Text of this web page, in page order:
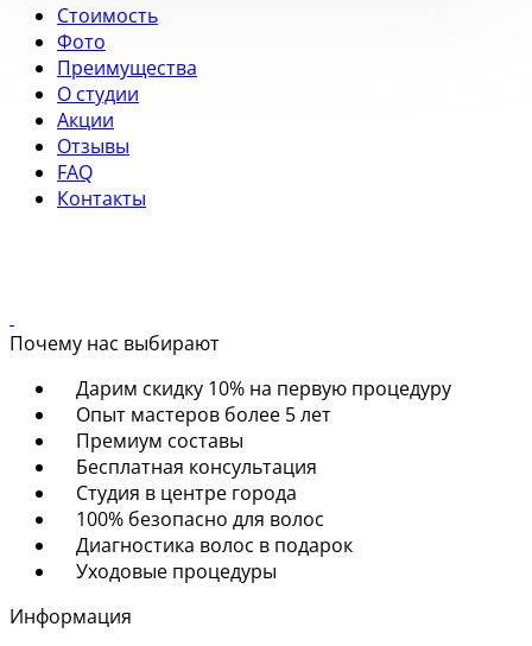
Стоимость
Фото
Преимущества
О студии
Акции
Отзывы
FAQ
Контакты
Почему нас выбирают
Дарим скидку 10% на первую процедуру
Опыт мастеров более 5 лет
Премиум составы
Бесплатная консультация
Студия в центре города
100% безопасно для волос
Диагностика волос в подарок
Уходовые процедуры
Информация